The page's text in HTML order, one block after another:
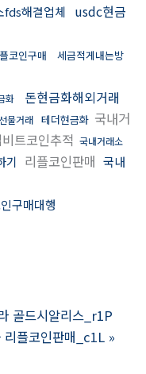
fds해결업체
usdc현금
코인구매
세금적게내는방
화
돈현금화해외거래
물거래 테더현금화 국내거
트코인추적 국내거래소
기 리플코인판매 국내
구매대행
골드시알리스_r1P
플코인판매_c1L »